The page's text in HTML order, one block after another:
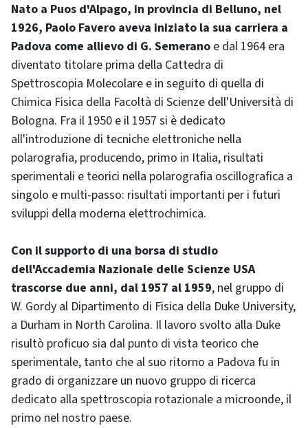
Nato a Puos d'Alpago, in provincia di Belluno, nel
1926, Paolo Favero aveva iniziato la sua carriera a
Padova come allievo di G. Semerano e dal 1964 era
diventato titolare prima della Cattedra di
Spettroscopia Molecolare e in seguito di quella di
Chimica Fisica della Facoltà di Scienze dell'Università di
Bologna. Fra il 1950 e il 1957 si è dedicato
all'introduzione di tecniche elettroniche nella
polarografia, producendo, primo in Italia, risultati
sperimentali e teorici nella polarografia oscillografica a
singolo e multi-passo: risultati importanti per i futuri
sviluppi della moderna elettrochimica.
Con il supporto di una borsa di studio
dell'Accademia Nazionale delle Scienze USA
trascorse due anni, dal 1957 al 1959, nel gruppo di
W. Gordy al Dipartimento di Fisica della Duke University,
a Durham in North Carolina. Il lavoro svolto alla Duke
risultò proficuo sia dal punto di vista teorico che
sperimentale, tanto che al suo ritorno a Padova fu in
grado di organizzare un nuovo gruppo di ricerca
dedicato alla spettroscopia rotazionale a microonde, il
primo nel nostro paese.